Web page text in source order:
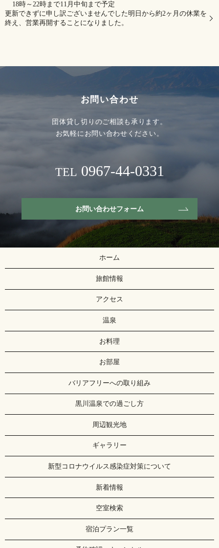
18時～22時まで11月中旬まで予定
更新できずに申し訳ございませんでした明日から約2ヶ月の休業を
終え、営業再開することになりました。
お問い合わせ
団体貸し切りのご相談も承ります。
お気軽にお問い合わせください。
TEL 0967-44-0331
お問い合わせフォーム
ホーム
旅館情報
アクセス
温泉
お料理
お部屋
バリアフリーへの取り組み
黒川温泉での過ごし方
周辺観光地
ギャラリー
新型コロナウイルス感染症対策について
新着情報
空室検索
宿泊プラン一覧